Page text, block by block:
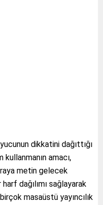
dikkatini dağıttığı
amacı,
metin gelecek
dağılımı sağlayarak
masaüstü yayıncılık